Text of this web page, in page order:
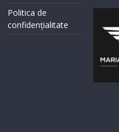
Politica de
confidențialitate